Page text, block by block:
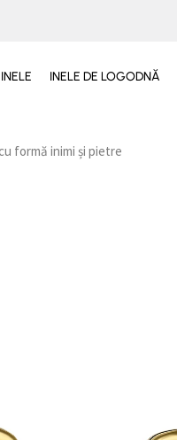
INELE INELE DE LOGODNĂ
formă inimi și pietre